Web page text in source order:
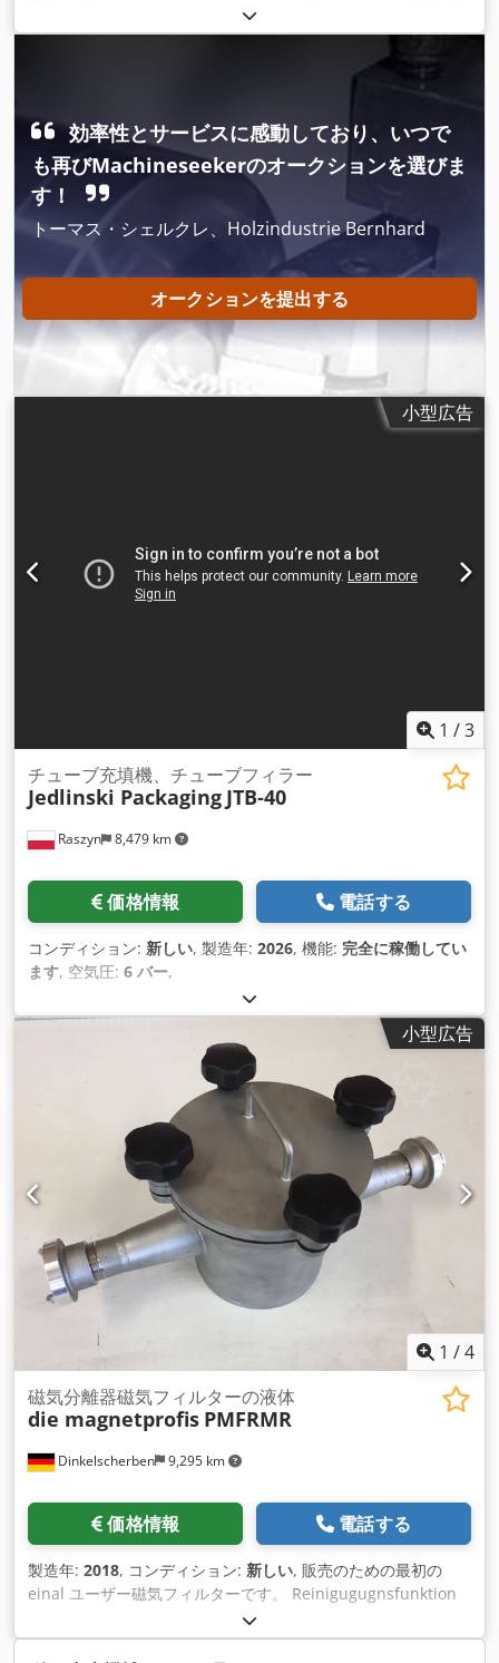
6 バー
ム）, 出力:1.9 キロワット (2.58 馬力), 入力電圧:230 V,
効率性とサービスに感動しており、いつで
も再びMachineseekerのオークションを選びま
す！
トーマス・シェルクレ、Holzindustrie Bernhard
オークションを提出する
小型広告
1 /3
Raszyn 8,479 km
チューブ充填機、チューブフィラー
Jedlinski Packaging JTB-40
価格情報 電話する
コンディション: 新しい, 製造年: 2026, 機能: 完全に稼働してい
ます, 空気圧: 6 バー,
小型広告
1 /4
Dinkelscherben 9,295 km
磁気分離器磁気フィルターの液体
die magnetprofis PMFRMR
価格情報 電話する
製造年: 2018, コンディション: 新しい, 販売のための最初の
einal ユーザー磁気フィルターです。 Reinigugugnsfunktion
を含む 9 PC Magnetfitlerstäbe を密封しました。
Dcjdpfxedzp R Ts Afmsk